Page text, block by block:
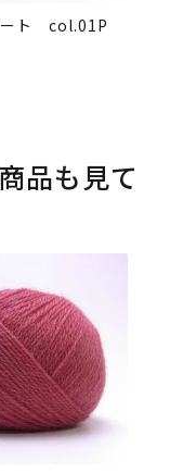
ート col.01P
品も見て